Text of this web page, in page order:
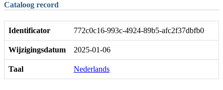
Cataloog record
Identificator 772c0c16-993c-4924-89b5-afc2f37dbfb0
Wijzigingsdatum 2025-01-06
Taal Nederlands